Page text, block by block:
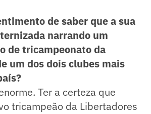
de saber que a sua
narrando um
de tricampeonato da
um dos dois clubes mais
Ter a certeza que
tricampeão da Libertadores